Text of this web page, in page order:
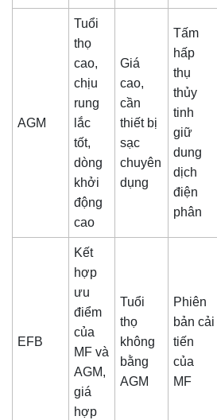
AGM
Tuổi
thọ
cao,
chịu
rung
lắc
tốt,
dòng
khởi
động
cao
Giá
cao,
cần
thiết bị
sạc
chuyên
dụng
Tấm
hấp
thụ
thủy
tinh
giữ
dung
dịch
điện
phân
EFB
Kết
hợp
ưu
điểm
của
MF và
AGM,
giá
hợp
Tuổi
thọ
không
bằng
AGM
Phiên
bản cải
tiến
của
MF